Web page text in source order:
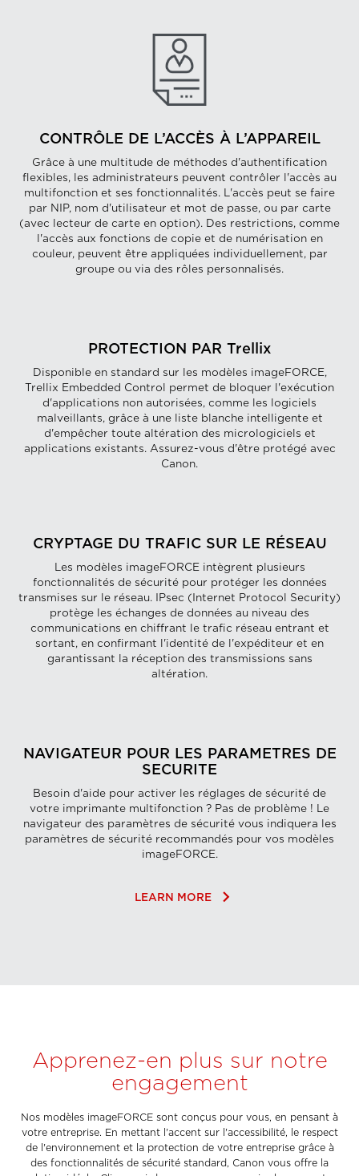
CONTRÔLE DE L’ACCÈS À L’APPAREIL
Grâce à une multitude de méthodes d'authentification
flexibles, les administrateurs peuvent contrôler l'accès au
multifonction et ses fonctionnalités. L'accès peut se faire
par NIP, nom d'utilisateur et mot de passe, ou par carte
(avec lecteur de carte en option). Des restrictions, comme
l'accès aux fonctions de copie et de numérisation en
couleur, peuvent être appliquées individuellement, par
groupe ou via des rôles personnalisés.
PROTECTION PAR Trellix
Disponible en standard sur les modèles imageFORCE,
Trellix Embedded Control permet de bloquer l'exécution
d'applications non autorisées, comme les logiciels
malveillants, grâce à une liste blanche intelligente et
d'empêcher toute altération des micrologiciels et
applications existants. Assurez-vous d'être protégé avec
Canon.
CRYPTAGE DU TRAFIC SUR LE RÉSEAU
Les modèles imageFORCE intègrent plusieurs
fonctionnalités de sécurité pour protéger les données
transmises sur le réseau. IPsec (Internet Protocol Security)
protège les échanges de données au niveau des
communications en chiffrant le trafic réseau entrant et
sortant, en confirmant l'identité de l'expéditeur et en
garantissant la réception des transmissions sans
altération.
NAVIGATEUR POUR LES PARAMETRES DE
SECURITE
Besoin d'aide pour activer les réglages de sécurité de
votre imprimante multifonction ? Pas de problème ! Le
navigateur des paramètres de sécurité vous indiquera les
paramètres de sécurité recommandés pour vos modèles
imageFORCE.
LEARN MORE keyboard_arrow_right
Apprenez-en plus sur notre
engagement
Nos modèles imageFORCE sont conçus pour vous, en pensant à
votre entreprise. En mettant l'accent sur l'accessibilité, le respect
de l'environnement et la protection de votre entreprise grâce à
des fonctionnalités de sécurité standard, Canon vous offre la